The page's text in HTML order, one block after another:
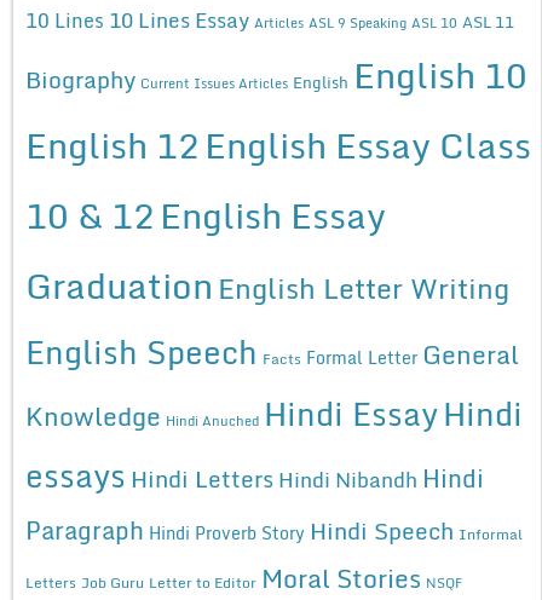
10 Lines 10 Lines Essay Articles ASL 9 Speaking ASL 10 ASL 11
Biography Current Issues Articles English English 10
English 12English Essay Class
10 & 12English Essay
Graduation English Letter Writing
English Speech Facts Formal Letter General
Knowledge Hindi Anuched Hindi EssayHindi
essays Hindi Letters Hindi Nibandh Hindi
Paragraph Hindi Proverb Story Hindi Speech Informal
Letters Job Guru Letter to Editor Moral Stories NSQF